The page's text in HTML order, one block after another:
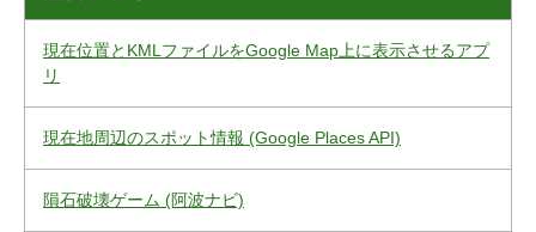
現在位置とKMLファイルをGoogle Map上に表示させるアプ
リ
現在地周辺のスポット情報 (Google Places API)
隕石破壊ゲーム (阿波ナビ)